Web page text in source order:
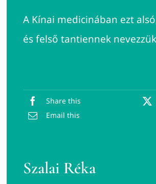
A Kínai medicinában ezt
és felső tantiennek
Share this
Email this
Szalai Réka